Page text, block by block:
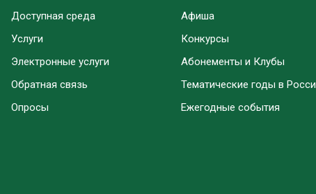
Доступная среда
Услуги
Электронные услуги
Обратная связь
Опросы
Афиша
Конкурсы
Абонементы и Клубы
Тематические годы в
Ежегодные события